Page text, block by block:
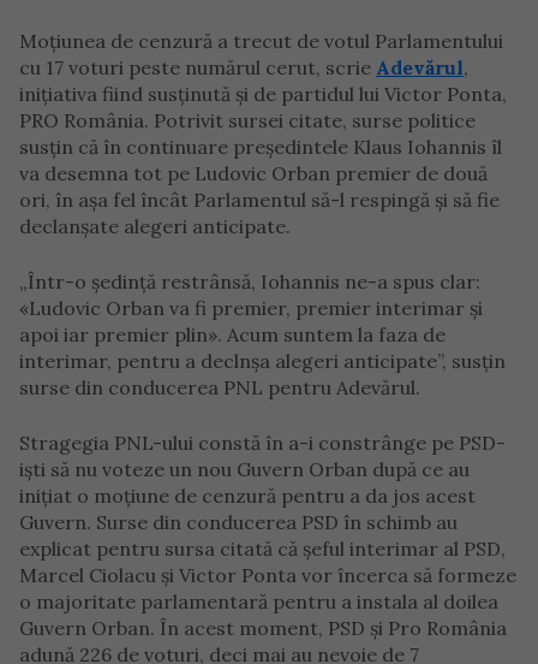
Moțiunea de cenzură a trecut de votul Parlamentului
cu 17 voturi peste numărul cerut, scrie Adevărul,
inițiativa fiind susținută și de partidul lui Victor Ponta,
PRO România. Potrivit sursei citate, surse politice
susțin că în continuare președintele Klaus Iohannis îl
va desemna tot pe Ludovic Orban premier de două
ori, în așa fel încât Parlamentul să-l respingă și să fie
declanșate alegeri anticipate.
„Într-o şedinţă restrânsă, Iohannis ne-a spus clar:
«Ludovic Orban va fi premier, premier interimar şi
apoi iar premier plin». Acum suntem la faza de
interimar, pentru a declnşa alegeri anticipate”, susţin
surse din conducerea PNL pentru Adevărul.
Stragegia PNL-ului constă în a-i constrânge pe PSD-
iști să nu voteze un nou Guvern Orban după ce au
inițiat o moțiune de cenzură pentru a da jos acest
Guvern. Surse din conducerea PSD în schimb au
explicat pentru sursa citată că șeful interimar al PSD,
Marcel Ciolacu şi Victor Ponta vor încerca să formeze
o majoritate parlamentară pentru a instala al doilea
Guvern Orban. În acest moment, PSD şi Pro România
adună 226 de voturi, deci mai au nevoie de 7